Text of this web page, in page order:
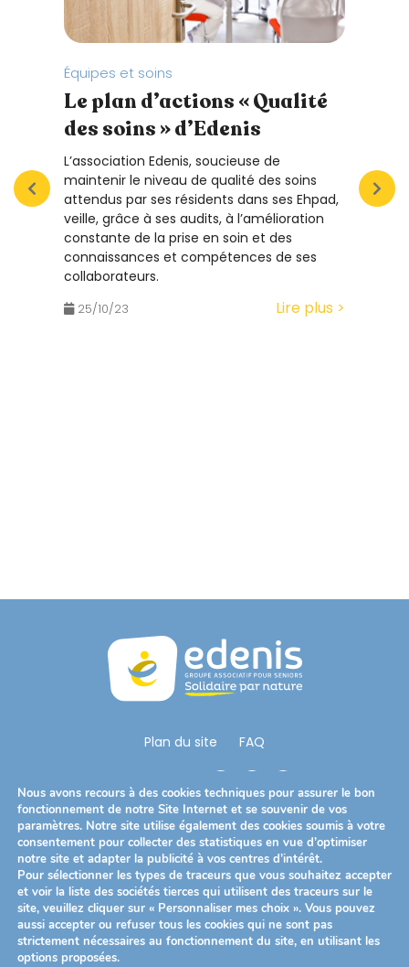
Équipes et soins
Le plan d’actions « Qualité
des soins » d’Edenis
L’association Edenis, soucieuse de
maintenir le niveau de qualité des soins
attendus par ses résidents dans ses Ehpad,
veille, grâce à ses audits, à l’amélioration
constante de la prise en soin et des
connaissances et compétences de ses
collaborateurs.
25/10/23 Lire plus >
Plan du site FAQ
Nous Suivre
Télécharger notre brochure
Mentions légales
Politique de confidentialité
Politique des cookies
Nous avons recours à des cookies techniques pour assurer le bon
fonctionnement de notre Site Internet et se souvenir de vos
paramètres. Notre site utilise également des cookies soumis à votre
consentement pour collecter des statistiques en vue d’optimiser
notre site et adapter la publicité à vos centres d’intérêt.
Pour sélectionner les types de traceurs que vous souhaitez accepter
et voir la liste des sociétés tierces qui utilisent des traceurs sur le
site, veuillez cliquer sur « Personnaliser mes choix ». Vous pouvez
aussi accepter ou refuser tous les cookies qui ne sont pas
strictement nécessaires au fonctionnement du site, en utilisant les
options proposées.